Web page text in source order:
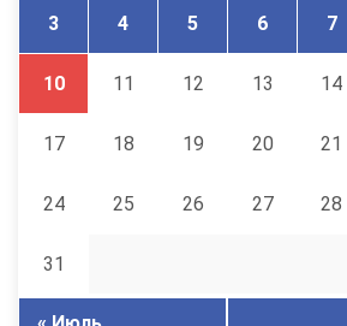
3 4 5 6 7
10 11 12 13 14
17 18 19 20 21
24 25 26 27 28
31